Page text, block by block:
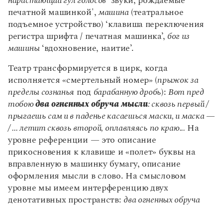
печатной машинкой', машина(театральное
подъемное устройство) ‘клавиша переключения
регистра шрифта / печатная машинка’, бог из
машины‘вдохновение, наитие’.
Театр трансформируется в цирк, когда
исполняется «смертельный номер» (прыжок за
пределы сознанья под барабанную дробь):Вот пред
тобоюдва огненных обруча мысли: сквозь первый /
прыгаешь сам и в паденье касаешься маски, и маска —
/ ... летит сквозь второй, оплавляясь по краю... На
уровне референции — это описание
прикосновения к клавише и «полет» буквы на
вправленную в машинку бумагу, описание
оформления мысли в слово. На смысловом
уровне мы имеем интерференцию двух
денотативных пространств: два огненных обруча